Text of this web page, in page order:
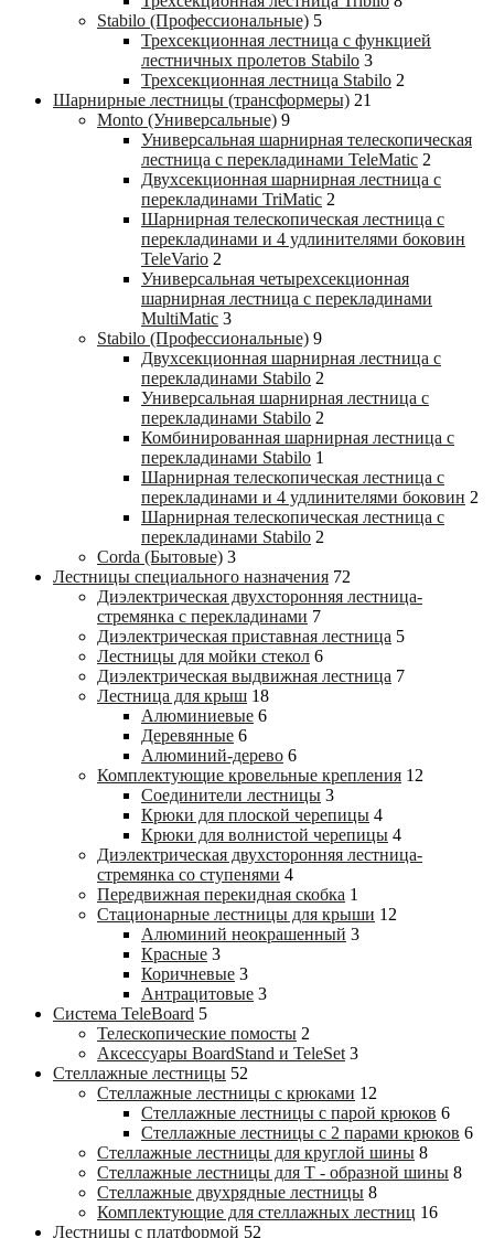
Stabilo (Профессиональные) 5
Трехсекционная лестница с функцией
лестничных пролетов Stabilo 3
Трехсекционная лестница Stabilo 2
Шарнирные лестницы (трансформеры) 21
Monto (Универсальные) 9
Универсальная шарнирная телескопическая
лестница с перекладинами TeleMatic 2
Двухсекционная шарнирная лестница с
перекладинами TriMatic 2
Шарнирная телескопическая лестница с
перекладинами и 4 удлинителями боковин
TeleVario 2
Универсальная четырехсекционная
шарнирная лестница с перекладинами
MultiMatic 3
Stabilo (Профессиональные) 9
Двухсекционная шарнирная лестница с
перекладинами Stabilo 2
Универсальная шарнирная лестница с
перекладинами Stabilo 2
Комбинированная шарнирная лестница с
перекладинами Stabilo 1
Шарнирная телескопическая лестница с
перекладинами и 4 удлинителями боковин 2
Шарнирная телескопическая лестница с
перекладинами Stabilo 2
Corda (Бытовые) 3
Лестницы специального назначения 72
Диэлектрическая двухсторонняя лестница-
стремянка с перекладинами 7
Диэлектрическая приставная лестница 5
Лестницы для мойки стекол 6
Диэлектрическая выдвижная лестница 7
Лестница для крыш 18
Алюминиевые 6
Деревянные 6
Алюминий-дерево 6
Комплектующие кровельные крепления 12
Соединители лестницы 3
Крюки для плоской черепицы 4
Крюки для волнистой черепицы 4
Диэлектрическая двухсторонняя лестница-
стремянка со ступенями 4
Передвижная перекидная скобка 1
Стационарные лестницы для крыши 12
Алюминий неокрашенный 3
Красные 3
Коричневые 3
Антрацитовые 3
Система TeleBoard 5
Телескопические помосты 2
Аксессуары BoardStand и TeleSet 3
Стеллажные лестницы 52
Стеллажные лестницы с крюками 12
Стеллажные лестницы с парой крюков 6
Стеллажные лестницы c 2 парами крюков 6
Стеллажные лестницы для круглой шины 8
Стеллажные лестницы для Т - образной шины 8
Стеллажные двухрядные лестницы 8
Комплектующие для стеллажных лестниц 16
Лестницы с платформой 52